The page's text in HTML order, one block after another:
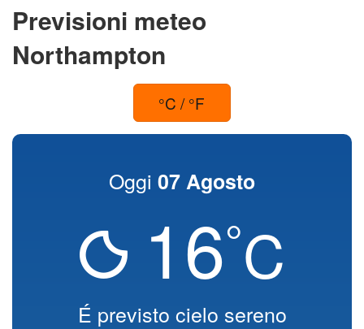
Previsioni meteo
Northampton
°C / °F
Oggi 07 Agosto
16°C
É previsto cielo sereno